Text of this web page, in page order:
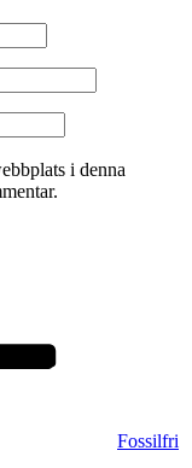
i denna
Fossilfri